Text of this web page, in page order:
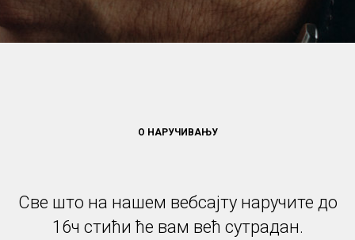
О НАРУЧИВАЊУ
Све што на нашем вебсајту наручите до
16ч стићи ће вам већ сутрадан.